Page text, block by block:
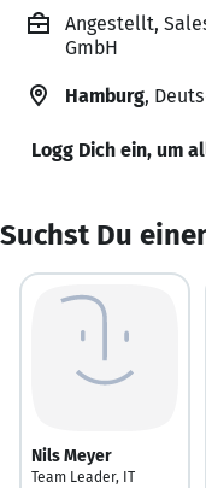
Angestellt,
GmbH
Hamburg,
Logg Dich ein, um
Suchst Du
Nils Meyer
Team Leader, IT